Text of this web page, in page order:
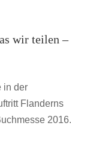
wir teilen –
in der
Flanderns
2016.